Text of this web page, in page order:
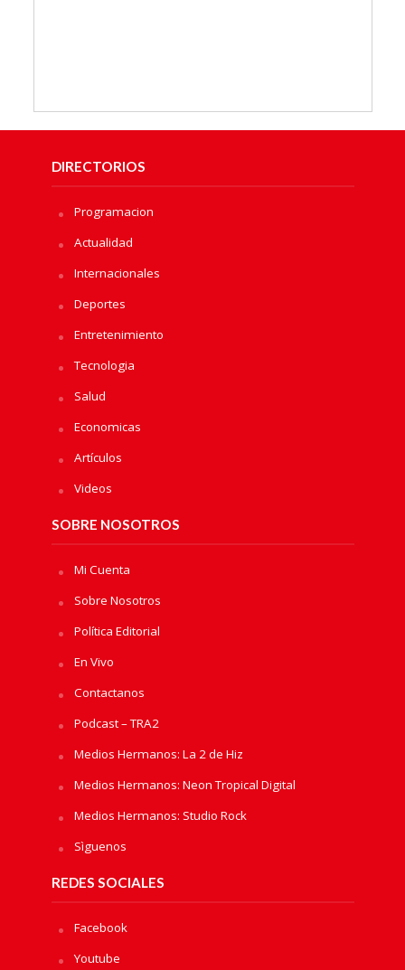
DIRECTORIOS
Programacion
Actualidad
Internacionales
Deportes
Entretenimiento
Tecnologia
Salud
Economicas
Artículos
Videos
SOBRE NOSOTROS
Mi Cuenta
Sobre Nosotros
Política Editorial
En Vivo
Contactanos
Podcast – TRA2
Medios Hermanos: La 2 de Hiz
Medios Hermanos: Neon Tropical Digital
Medios Hermanos: Studio Rock
Sìguenos
REDES SOCIALES
Facebook
Youtube